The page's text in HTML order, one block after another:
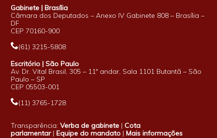
Gabinete | Brasília
Câmara dos Deputados – Anexo IV Gabinete 808 – Brasília –
DF
CEP 70160-900
(61) 3215-5808
Escritório | São Paulo
Av. Dr. Vital Brasil, 305 – 11º andar, Sala 1101 Butantã – São
Paulo – SP
CEP 05503-001
(11) 3765-1728
Transparência:Verba de gabinete |Cota
parlamentar|Equipe do mandato |Mais informações